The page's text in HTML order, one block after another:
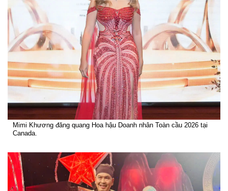
Mimi Khương đăng quang Hoa hậu Doanh nhân Toàn cầu 2026 tại
Canada.